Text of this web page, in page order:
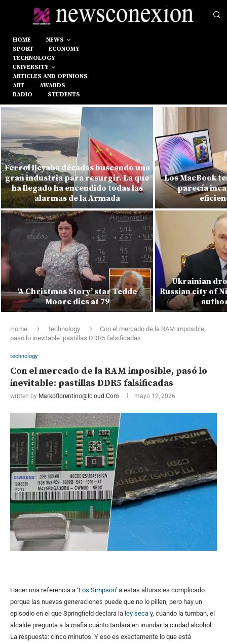
HOME
NEWS
SPORT
ECONOMY
TECHNOLOGY
UNIVERSITY
ARTICLES AND OPINIONS
ART
AWARDS
RADIO
STUDENTS
Ferrol llevaba décadas buscando una
gran industria para resurgir. La que
ha llegado ha encendido todas las
alarmas de la Armada
‘A Christmas Story’ star Tedde
Moore dies at 79
Los MacBook
parecía
Ukrainian
Russian city of
Home technology
Con el mercado de la RAM imposible,
pasó lo inevitable: pastillas DDR5 falsificadas
technology
Con el mercado de la RAM imposible, pasó lo
inevitable: pastillas DDR5 falsificadas
written by Markoflorentino@icloud.com mayo 12, 2026
Hacer una referencia a ‘Los Simpson’ a estas alturas es complicado
porque las nuevas generaciones puede que no lo pillen, pero hay un
episodio en el que Springfield declara la ley seca y, cuando la tumban, el
alcalde pregunta a la mafia cuánto tardará en inundar la ciudad alcohol.
La respuesta: cinco minutos. Y eso es exactamente lo que está